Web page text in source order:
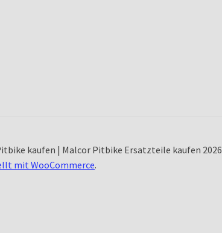
kaufen | Malcor Pitbike Ersatzteile kaufen 2026
mit WooCommerce.